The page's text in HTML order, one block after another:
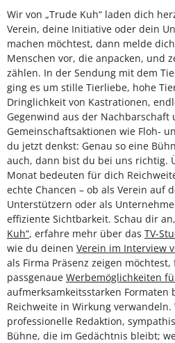
Wir von „Trude Kuh“ laden dich
Verein, deine Initiative oder dein
machen möchtest, dann melde
Menschen vor, die anpacken, und
zählen. In der Sendung mit dem
ging es um stille Tierliebe, hohe
Dringlichkeit von Kastrationen,
Gegenwind aus der
Gemeinschaftsaktionen wie Floh-
du jetzt denkst: Genau so eine
auch, dann bist du bei uns richtig.
Monat bedeuten für dich
echte Chancen – ob als Verein auf
Unterstützern oder als
effiziente Sichtbarkeit. Schau dir
Kuh“, erfahre mehr über das TV-
wie du deinen Verein im Interview
als Firma Präsenz zeigen
passgenaue Werbemöglichkeiten
aufmerksamkeitsstarken Formaten
Reichweite in Wirkung
professionelle Redaktion,
Bühne, die im Gedächtnis bleibt;